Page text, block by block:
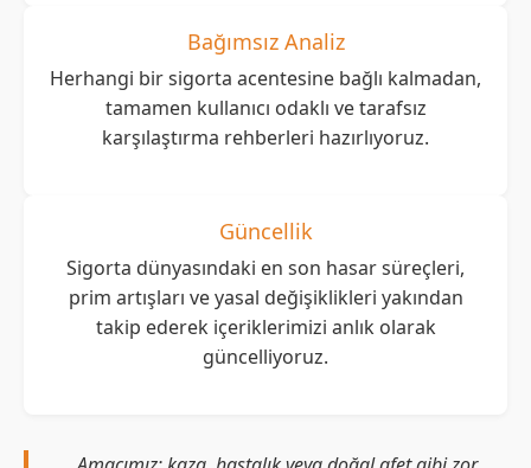
Bağımsız Analiz
Herhangi bir sigorta acentesine bağlı kalmadan,
tamamen kullanıcı odaklı ve tarafsız
karşılaştırma rehberleri hazırlıyoruz.
Güncellik
Sigorta dünyasındaki en son hasar süreçleri,
prim artışları ve yasal değişiklikleri yakından
takip ederek içeriklerimizi anlık olarak
güncelliyoruz.